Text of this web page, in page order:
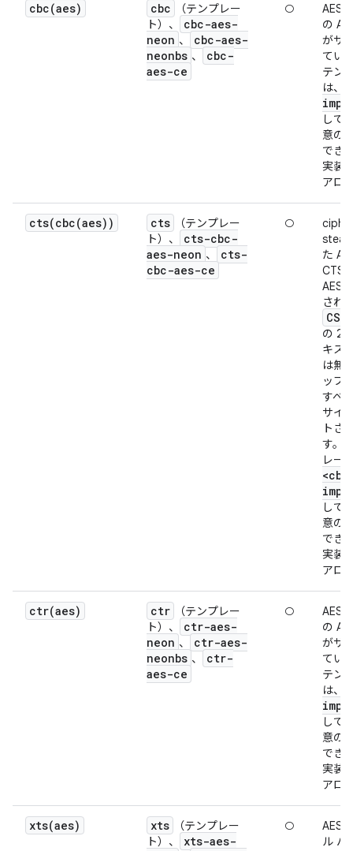
cbc(aes) cbc
（テンプレー
ト）、
cbc-aes-
neon 、
cbc-aes-
neonbs 、
cbc-
aes-ce
○
AES-
の
がサ
てい
テン
は、
して
意の
でき
実装
アロ
cts(cbc(aes)) cts
（テンプレー
ト）、
cts-cbc-
aes-neon 、
cts-
cbc-aes-ce
○
た
CTS
AES-
され
CS3
の 2
キス
は無
ップ
すべ
サイ
トさ
す。
レー
<
して
意の
でき
実装
アロ
ctr(aes) ctr
（テンプレー
ト）、
ctr-aes-
neon 、
ctr-aes-
neonbs 、
ctr-
aes-ce
○
AES-
の
がサ
てい
テン
は、
して
意の
でき
実装
アロ
xts(aes) xts
（テンプレー
ト）、
xts-aes-
○
AES-
ル バ